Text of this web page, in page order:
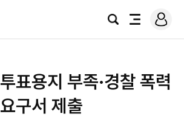
검
전
로
그
표용지 부족·경찰 폭력
구서 제출